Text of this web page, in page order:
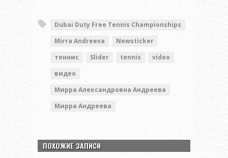
Dubai Duty Free Tennis Championships
Mirra Andreeva
Newsticker
теннис
Slider tennis
video
видео
Мирра Александровна Андреева
Мирра Андреева
ПОХОЖИЕ ЗАПИСИ